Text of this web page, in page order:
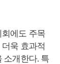
에도 주목
욱 효과적
소개한다. 특